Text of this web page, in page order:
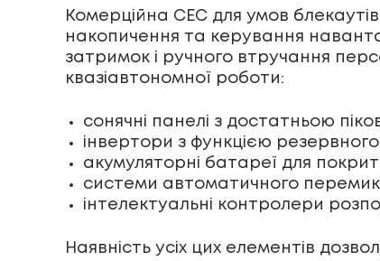
Комерційна СЕС для умов
накопичення та керування
затримок і ручного втручання
квазіавтономної роботи:
сонячні панелі з достатньою
інвертори з функцією
акумуляторні батареї для
системи автоматичного
інтелектуальні контролери
Наявність усіх цих елементів